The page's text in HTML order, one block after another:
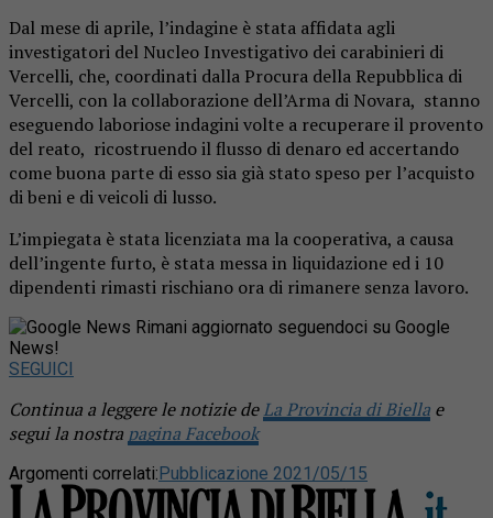
Dal mese di aprile, l’indagine è stata affidata agli
investigatori del Nucleo Investigativo dei carabinieri di
Vercelli, che, coordinati dalla Procura della Repubblica di
Vercelli, con la collaborazione dell’Arma di Novara, stanno
eseguendo laboriose indagini volte a recuperare il provento
del reato, ricostruendo il flusso di denaro ed accertando
come buona parte di esso sia già stato speso per l’acquisto
di beni e di veicoli di lusso.
L’impiegata è stata licenziata ma la cooperativa, a causa
dell’ingente furto, è stata messa in liquidazione ed i 10
dipendenti rimasti rischiano ora di rimanere senza lavoro.
Rimani aggiornato seguendoci su Google
News!
SEGUICI
Continua a leggere le notizie deLa Provincia di Biella e
segui la nostra pagina Facebook
Argomenti correlati:Pubblicazione 2021/05/15